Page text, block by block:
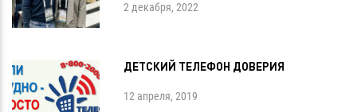
2 декабря, 2022
ДЕТСКИЙ ТЕЛЕФОН ДОВЕРИЯ
12 апреля, 2019